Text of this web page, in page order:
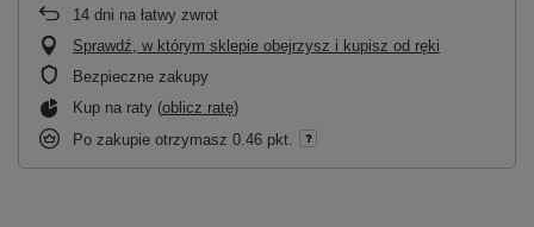
14 dni na łatwy zwrot
Sprawdź, w którym sklepie obejrzysz i kupisz od ręki
Bezpieczne zakupy
Kup na raty (oblicz ratę)
Po zakupie otrzymasz 0.46 pkt.